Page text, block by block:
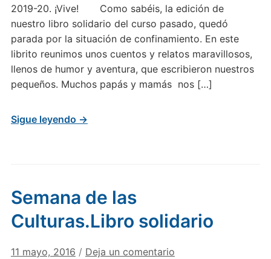
2019-20. ¡Vive! Como sabéis, la edición de
nuestro libro solidario del curso pasado, quedó
parada por la situación de confinamiento. En este
librito reunimos unos cuentos y relatos maravillosos,
llenos de humor y aventura, que escribieron nuestros
pequeños. Muchos papás y mamás nos […]
Sigue leyendo →
Semana de las
Culturas.Libro solidario
11 mayo, 2016 / Deja un comentario